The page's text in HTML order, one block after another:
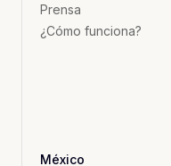
Prensa
¿Cómo funciona?
México